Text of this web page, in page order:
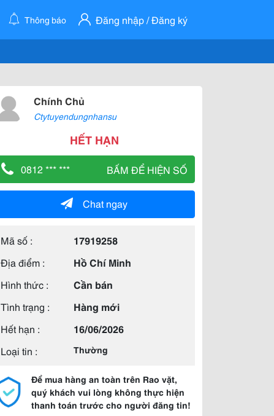
Thông báo Đăng nhập / Đăng ký
Chính Chủ
Ctytuyendungnhansu
HẾT HẠN
0812 *** *** BẤM ĐỂ HIỆN SỐ
Chat ngay
Mã số :
17919258
Địa điểm :
Hồ Chí Minh
Hình thức :
Cần bán
Tình trạng :
Hàng mới
Hết hạn :
16/06/2026
Loại tin :
Thường
Để mua hàng an toàn trên Rao vặt,
quý khách vui lòng không thực hiện
thanh toán trước cho người đăng tin!